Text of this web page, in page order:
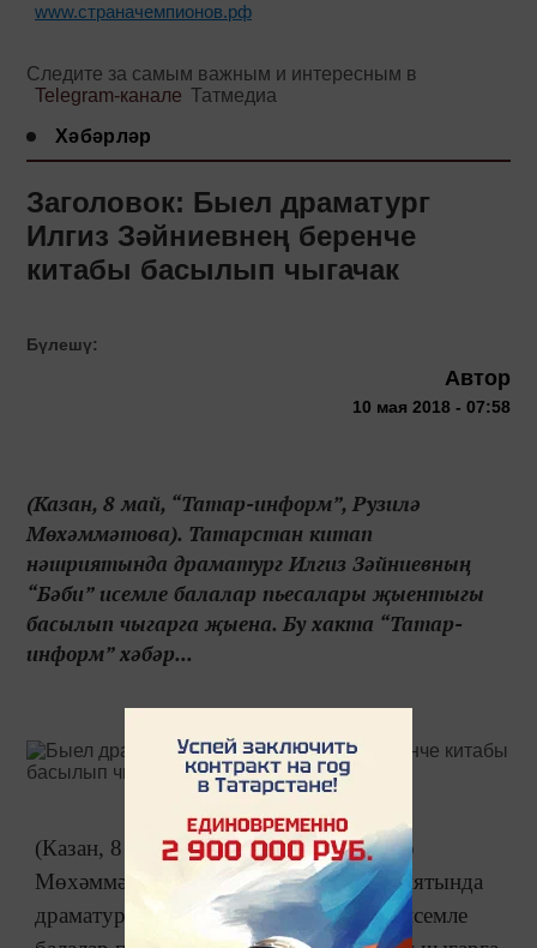
www.страначемпионов.рф
Следите за самым важным и интересным в
Telegram-канале Татмедиа
Хәбәрләр
Заголовок: Быел драматург
Илгиз Зәйниевнең беренче
китабы басылып чыгачак
Бүлешү:
Автор
10 мая 2018 - 07:58
(Казан, 8 май, “Татар-информ”, Рузилә
Мөхәммәтова). Татарстан китап
нәшриятында драматург Илгиз Зәйниевның
“Бәби” исемле балалар пьесалары җыентыгы
басылып чыгарга җыена. Бу хакта “Татар-
информ” хәбәр...
(Казан, 8 май, “Татар-информ”, Рузилә
Мөхәммәтова). Татарстан китап нәшриятында
драматург Илгиз Зәйниевның “Бәби” исемле